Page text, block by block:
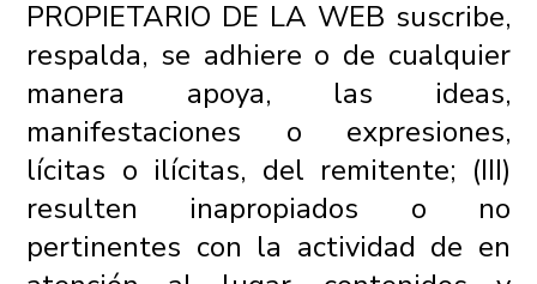
PROPIETARIO DE LA WEB suscribe,
respalda, se adhiere o de cualquier
manera apoya, las ideas,
manifestaciones o expresiones,
lícitas o ilícitas, del remitente; (III)
resulten inapropiados o no
pertinentes con la actividad de en